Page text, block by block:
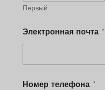
Первый
Н
о
е
*
Электронная почта *
Номер телефона *